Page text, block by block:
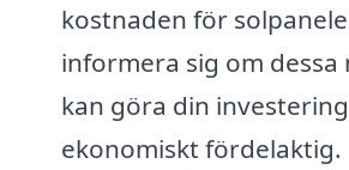
kostnaden för
informera sig om
kan göra din
ekonomiskt fördelaktig.